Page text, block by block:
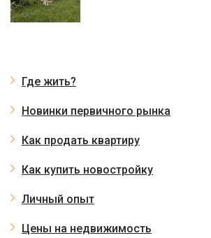
Где жить?
Новинки первичного рынка
Как продать квартиру
Как купить новостройку
Личный опыт
Цены на недвижимость